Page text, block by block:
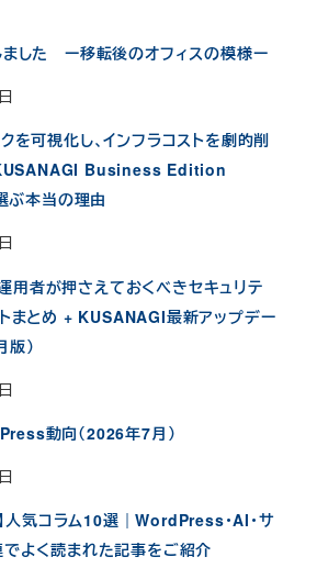
した ー移転後のオフィスの模様ー
を可視化し、インフラコストを劇的削
KUSANAGI Business Edition
ぶ本当の理由
者が押さえておくべきセキュリテ
まとめ + KUSANAGI最新アップデー
版）
動向（2026年7月）
人気コラム10選｜WordPress・AI・サ
よく読まれた記事をご紹介